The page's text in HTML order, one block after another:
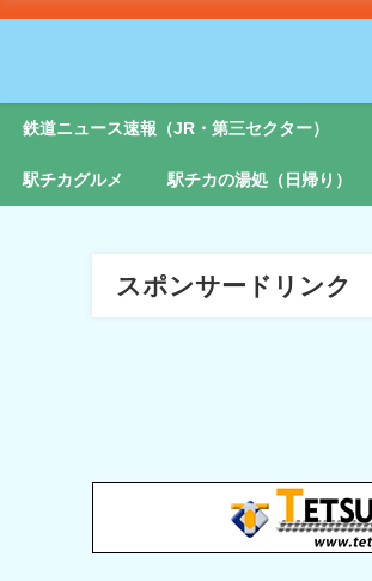
鉄道ニュース速報（JR・第三セクター）
駅チカグルメ 駅チカの湯処（日帰り）
スポンサードリンク